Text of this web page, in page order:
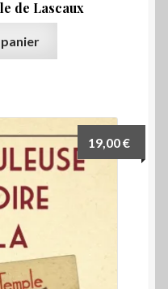
de Lascaux
19,00€